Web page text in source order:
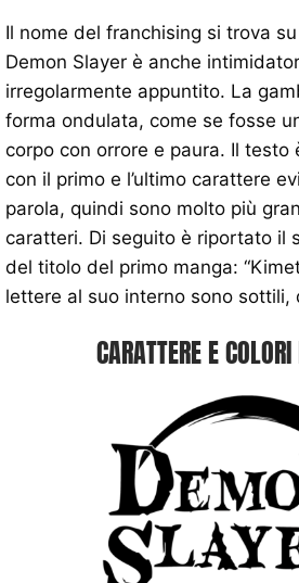
Il nome del franchising si trova
Demon Slayer è anche
irregolarmente appuntito. La
forma ondulata, come se fosse
corpo con orrore e paura. Il testo
con il primo e l’ultimo carattere
parola, quindi sono molto più
caratteri. Di seguito è riportato il
del titolo del primo manga:
lettere al suo interno sono
CARATTERE E